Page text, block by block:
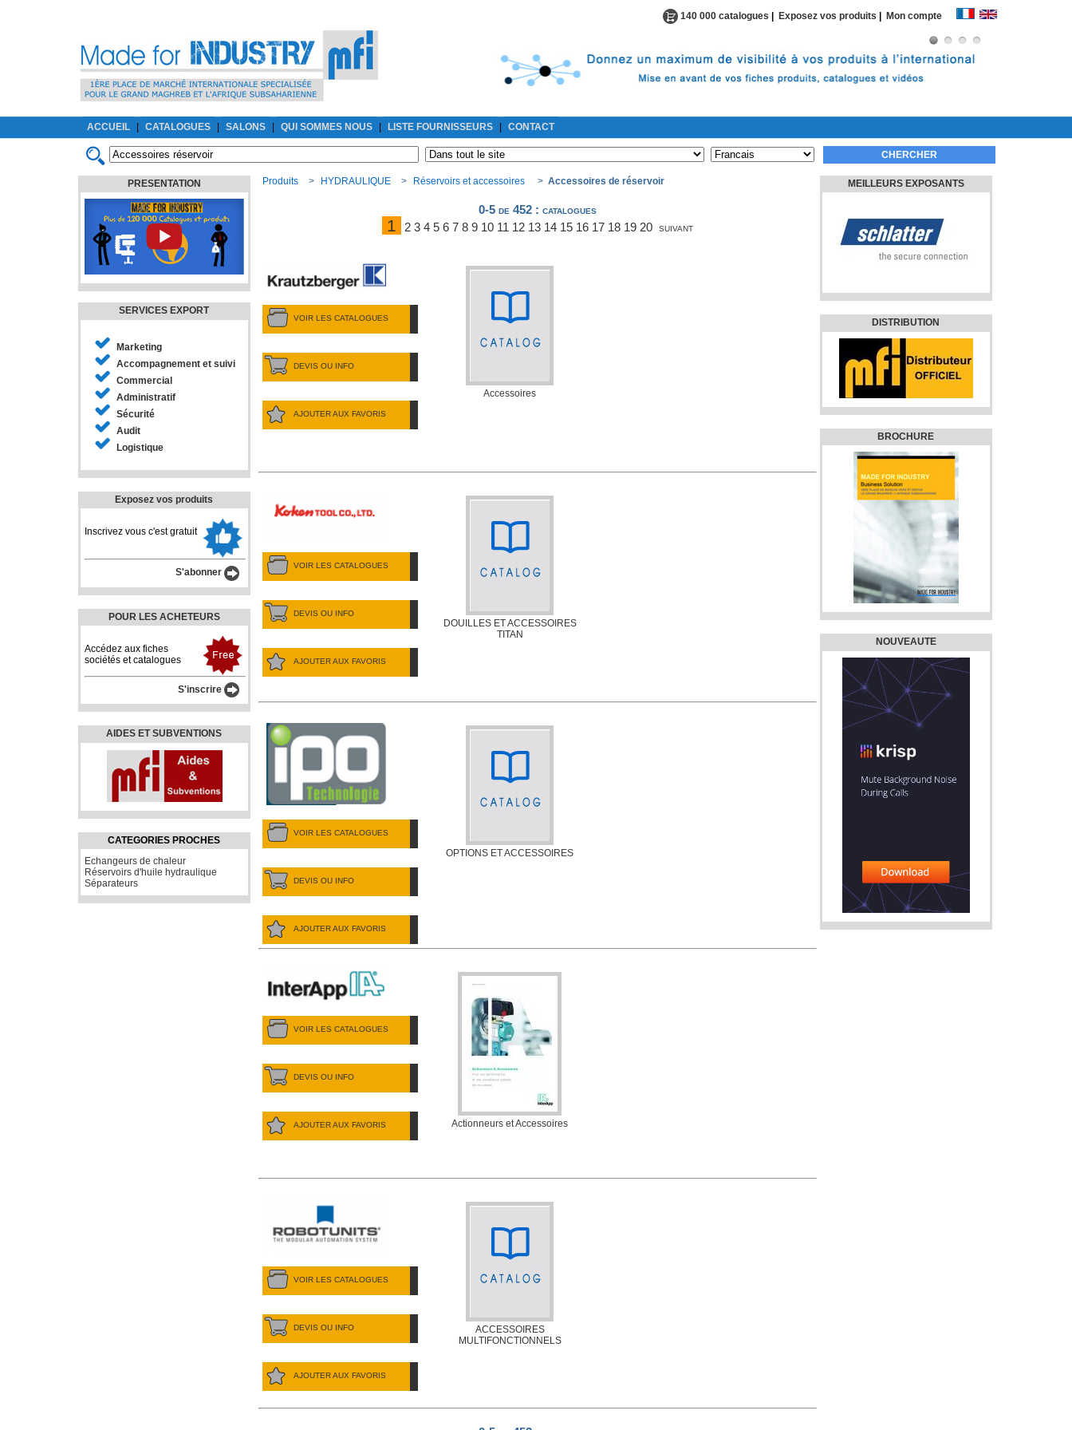
140 000 catalogues Exposez vos produits Mon compte
ACCUEIL CATALOGUES SALONS QUI SOMMES NOUS LISTE FOURNISSEURS CONTACT
PRESENTATION
SERVICES EXPORT
Marketing
Accompagnement et suivi
Commercial
Administratif
Sécurité
Audit
Logistique
Exposez vos produits
Inscrivez vous c'est gratuit
S'abonner
POUR LES ACHETEURS
Accédez aux fiches
sociétés et catalogues
S'inscrire
AIDES ET SUBVENTIONS
CATEGORIES PROCHES
Echangeurs de chaleur
Réservoirs d'huile hydraulique
Séparateurs
Produits > HYDRAULIQUE > Réservoirs et accessoires > Accessoires de réservoir
0-5 de 452: catalogues
1 2 3 4 5 6 7 8 9 10 11 12 13 14 15 16 17 18 19 20 suivant
VOIR LES CATALOGUES
DEVIS OU INFO
AJOUTER AUX FAVORIS
Accessoires
VOIR LES CATALOGUES
DEVIS OU INFO
AJOUTER AUX FAVORIS
DOUILLES ET ACCESSOIRES
TITAN
VOIR LES CATALOGUES
DEVIS OU INFO
AJOUTER AUX FAVORIS
OPTIONS ET ACCESSOIRES
VOIR LES CATALOGUES
DEVIS OU INFO
AJOUTER AUX FAVORIS Actionneurs et Accessoires
VOIR LES CATALOGUES
DEVIS OU INFO
AJOUTER AUX FAVORIS
ACCESSOIRES
MULTIFONCTIONNELS
MEILLEURS EXPOSANTS
DISTRIBUTION
BROCHURE
NOUVEAUTE